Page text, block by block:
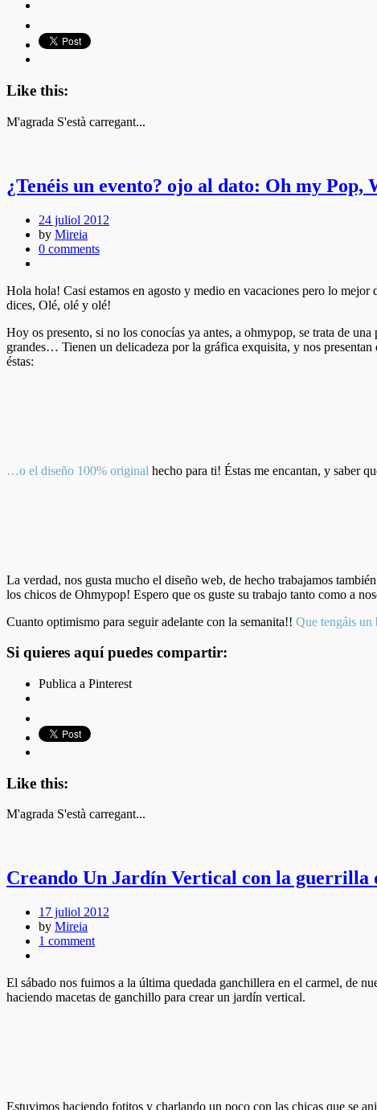
Like this:
M'agrada S'està carregant...
¿Tenéis un evento? ojo al dato: Oh my Pop,
24 juliol 2012
by Mireia
0 comments
Hola hola! Casi estamos en agosto y medio en vacaciones pero lo mejor
dices, Olé, olé y olé!
Hoy os presento, si no los conocías ya antes, a ohmypop, se trata de
grandes… Tienen un delicadeza por la gráfica exquisita, y nos
éstas:
…o el diseño 100% original hecho para ti! Éstas me encantan, y saber
La verdad, nos gusta mucho el diseño web, de hecho trabajamos
los chicos de Ohmypop! Espero que os guste su trabajo tanto como a
Cuanto optimismo para seguir adelante con la semanita!! Que tengáis un
Si quieres aquí puedes compartir:
Publica a Pinterest
Like this:
M'agrada S'està carregant...
Creando Un Jardín Vertical con la guerrilla
17 juliol 2012
by Mireia
1 comment
El sábado nos fuimos a la última quedada ganchillera en el carmel, de
haciendo macetas de ganchillo para crear un jardín vertical.
Estuvimos haciendo fotitos y charlando un poco con las chicas que se